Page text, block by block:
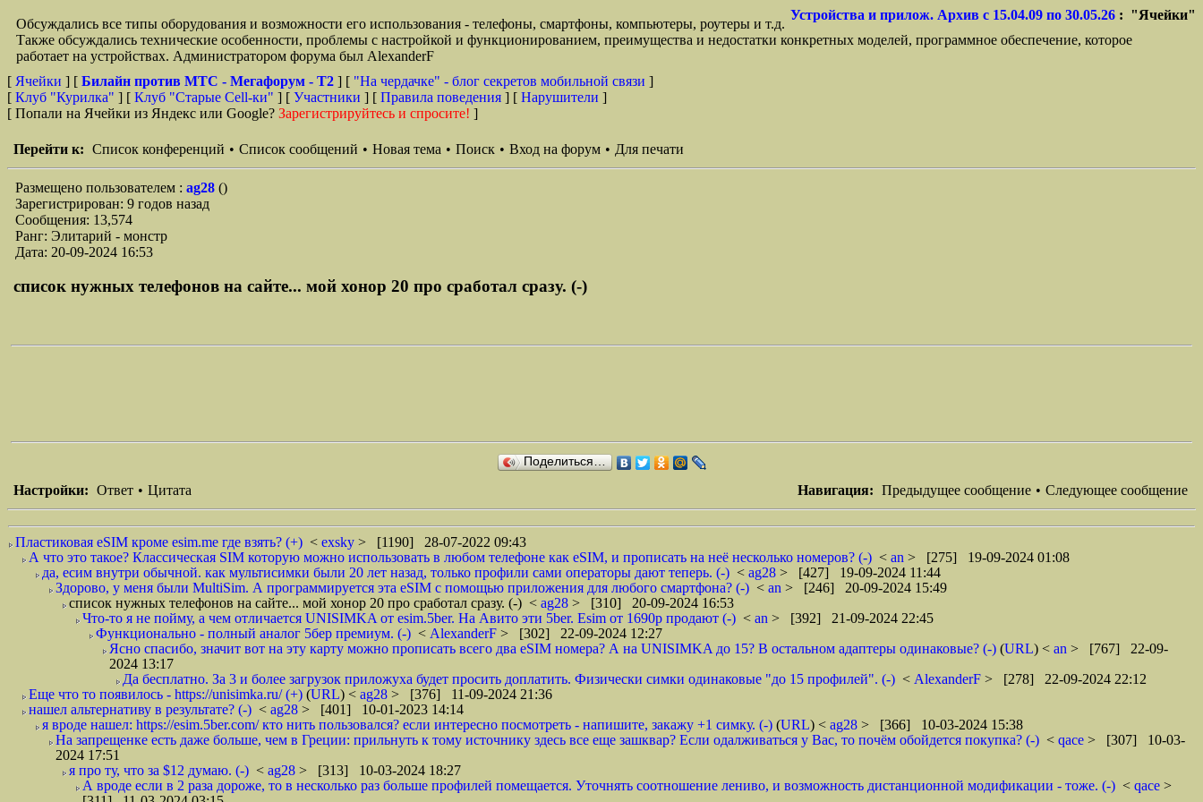
Устройства и прилож. Архив с 15.04.09 по 30.05.26 : "Ячейки"
Обсуждались все типы оборудования и возможности его использования - телефоны, смартфоны, компьютеры, роутеры и т.д.
Также обсуждались технические особенности, проблемы с настройкой и функционированием, преимущества и недостатки конкретных моделей, программное обеспечение, которое
работает на устройствах. Администратором форума был AlexanderF
[ Ячейки ] [ Билайн против МТС - Мегафорум - T2 ] [ "На чердачке" - блог секретов мобильной связи ]
[ Клуб "Курилка" ] [ Клуб "Старые Сell-ки" ] [ Участники ] [ Правила поведения ] [ Нарушители ]
[ Попали на Ячейки из Яндекс или Google? Зарегистрируйтесь и спросите! ]
Перейти к: Список конференций • Список сообщений • Новая тема • Поиск • Вход на форум • Для печати
Размещено пользователем : ag28 ()
Зарегистрирован: 9 годов назад
Сообщения: 13,574
Ранг: Элитарий - монстр
Дата: 20-09-2024 16:53
список нужных телефонов на сайте... мой хонор 20 про сработал сразу. (-)
Поделиться…
Навигация: Предыдущее сообщение • Следующее сообщение
Настройки: Ответ • Цитата
Пластиковая eSIM кроме esim.me где взять? (+) < exsky > [1190] 28-07-2022 09:43
А что это такое? Классическая SIM которую можно использовать в любом телефоне как eSIM, и прописать на неё несколько номеров? (-) < an > [275] 19-09-2024 01:08
да, есим внутри обычной. как мультисимки были 20 лет назад, только профили сами операторы дают теперь. (-) < ag28 > [427] 19-09-2024 11:44
Здорово, у меня были MultiSim. А программируется эта eSIM с помощью приложения для любого смартфона? (-) < an > [246] 20-09-2024 15:49
список нужных телефонов на сайте... мой хонор 20 про сработал сразу. (-) < ag28 > [310] 20-09-2024 16:53
Что-то я не пойму, а чем отличается UNISIMKA от esim.5ber. На Авито эти 5ber. Esim от 1690р продают (-) < an > [392] 21-09-2024 22:45
Функционально - полный аналог 5бер премиум. (-) < AlexanderF > [302] 22-09-2024 12:27
Ясно спасибо, значит вот на эту карту можно прописать всего два eSIM номера? А на UNISIMKA до 15? В остальном адаптеры одинаковые? (-) (URL) < an > [767] 22-09-
2024 13:17
Да бесплатно. За 3 и более загрузок приложуха будет просить доплатить. Физически симки одинаковые "до 15 профилей". (-) < AlexanderF > [278] 22-09-2024 22:12
Еще что то появилось - https://unisimka.ru/ (+) (URL) < ag28 > [376] 11-09-2024 21:36
нашел альтернативу в результате? (-) < ag28 > [401] 10-01-2023 14:14
я вроде нашел: https://esim.5ber.com/ кто нить пользовался? если интересно посмотреть - напишите, закажу +1 симку. (-) (URL) < ag28 > [366] 10-03-2024 15:38
На запрещенке есть даже больше, чем в Греции: прильнуть к тому источнику здесь все еще зашквар? Если одалживаться у Вас, то почём обойдется покупка? (-) < qace > [307] 10-03-
2024 17:51
я про ту, что за $12 думаю. (-) < ag28 > [313] 10-03-2024 18:27
А вроде если в 2 раза дороже, то в несколько раз больше профилей помещается. Уточнять соотношение лениво, и возможность дистанционной модификации - тоже. (-) < qace >